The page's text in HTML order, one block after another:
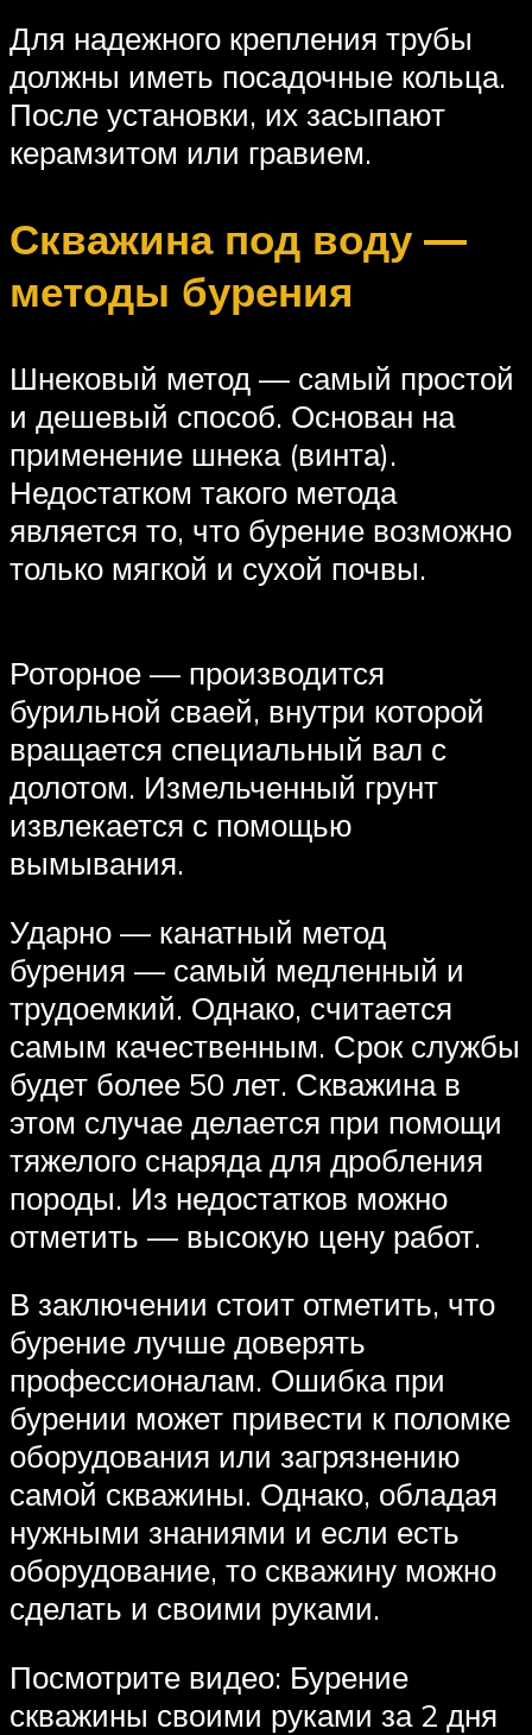
Для надежного крепления трубы
должны иметь посадочные кольца.
После установки, их засыпают
керамзитом или гравием.
Скважина под воду —
методы бурения
Шнековый метод — самый простой
и дешевый способ. Основан на
применение шнека (винта).
Недостатком такого метода
является то, что бурение возможно
только мягкой и сухой почвы.
Роторное — производится
бурильной сваей, внутри которой
вращается специальный вал с
долотом. Измельченный грунт
извлекается с помощью
вымывания.
Ударно — канатный метод
бурения — самый медленный и
трудоемкий. Однако, считается
самым качественным. Срок службы
будет более 50 лет. Скважина в
этом случае делается при помощи
тяжелого снаряда для дробления
породы. Из недостатков можно
отметить — высокую цену работ.
В заключении стоит отметить, что
бурение лучше доверять
профессионалам. Ошибка при
бурении может привести к поломке
оборудования или загрязнению
самой скважины. Однако, обладая
нужными знаниями и если есть
оборудование, то скважину можно
сделать и своими руками.
Посмотрите видео: Бурение
скважины своими руками за 2 дня